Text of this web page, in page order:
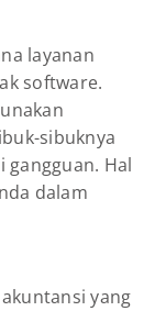
layanan
software.
sibuknya
Hal
dalam
yang